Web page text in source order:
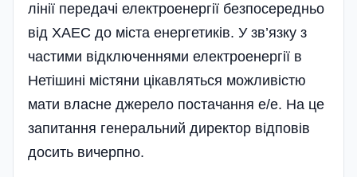
лінії передачі електроенергії безпосередньо
від ХАЕС до міста енергетиків. У зв’язку з
частими відключеннями електроенергії в
Нетішині містяни цікавляться можливістю
мати власне джерело постачання е/е. На це
запитання генеральний директор відповів
досить вичерпно.